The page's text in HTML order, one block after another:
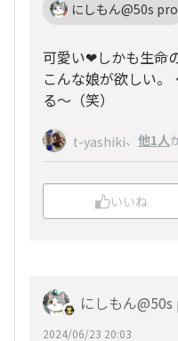
にしもん@50s pro
可愛い❤しかも生命
こんな娘が欲しい
る〜（笑）
t-yashiki、 他1人
いいね
にしもん
2024/06/23 20:03